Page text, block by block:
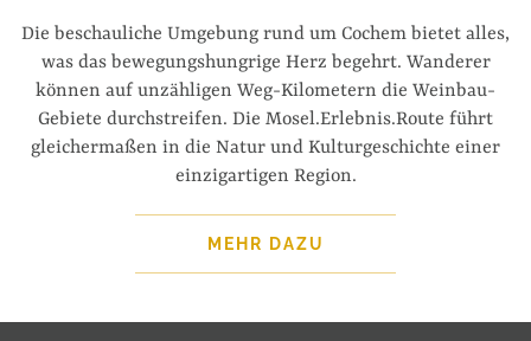
Die beschauliche Umgebung rund um Cochem bietet alles,
was das bewegungshungrige Herz begehrt. Wanderer
können auf unzähligen Weg-Kilometern die Weinbau-
Gebiete durchstreifen. Die Mosel.Erlebnis.Route führt
gleichermaßen in die Natur und Kulturgeschichte einer
einzigartigen Region.
MEHR DAZU